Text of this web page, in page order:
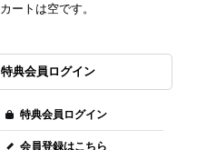
カートは空です。
特典会員ログイン
特典会員ログイン
会員登録はこちら